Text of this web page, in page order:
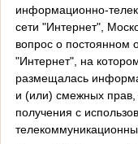
информационно-
сети "Интернет",
вопрос о постоянном
"Интернет", на
размещалась
и (или) смежных
получения с